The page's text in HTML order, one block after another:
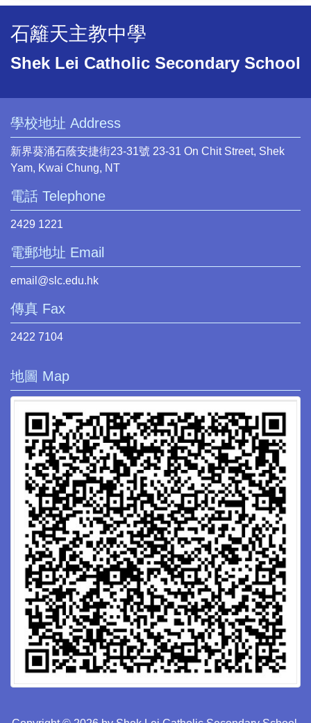
石籬天主教中學
Shek Lei Catholic Secondary School
學校地址 Address
新界葵涌石蔭安捷街23-31號 23-31 On Chit Street, Shek
Yam, Kwai Chung, NT
電話 Telephone
2429 1221
電郵地址 Email
email@slc.edu.hk
傳真 Fax
2422 7104
地圖 Map